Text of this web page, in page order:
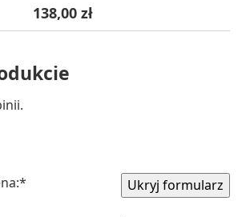
Cena
138,00 zł
*